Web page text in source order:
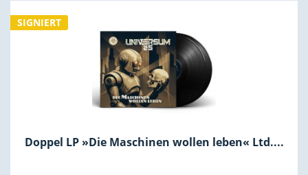
SIGNIERT
Doppel LP »Die Maschinen wollen leben« Ltd....